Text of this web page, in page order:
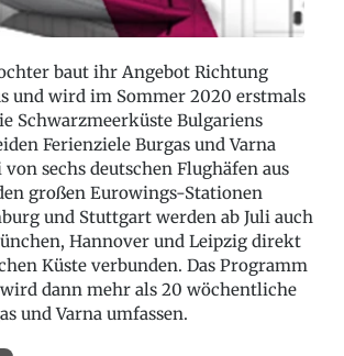
baut ihr Angebot Richtung
und wird im Sommer 2020 erstmals
Schwarzmeerküste Bulgariens
Ferienziele Burgas und Varna
von sechs deutschen Flughäfen aus
großen Eurowings-Stationen
und Stuttgart werden ab Juli auch
Hannover und Leipzig direkt
Küste verbunden. Das Programm
dann mehr als 20 wöchentliche
und Varna umfassen.